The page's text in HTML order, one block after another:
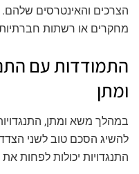
הצרכים והאינטרסים
מחקרים או רשתות
התמודדות עם
ומתן
במהלך משא ומתן,
להשיג הסכם טוב לשני
התנגדויות יכולות לפחות